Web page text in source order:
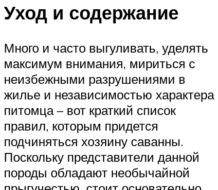
Уход и содержание
Много и часто выгуливать, уделять
максимум внимания, мириться с
неизбежными разрушениями в
жилье и независимостью характера
питомца – вот краткий список
правил, которым придется
подчиняться хозяину саванны.
Поскольку представители данной
породы обладают необычайной